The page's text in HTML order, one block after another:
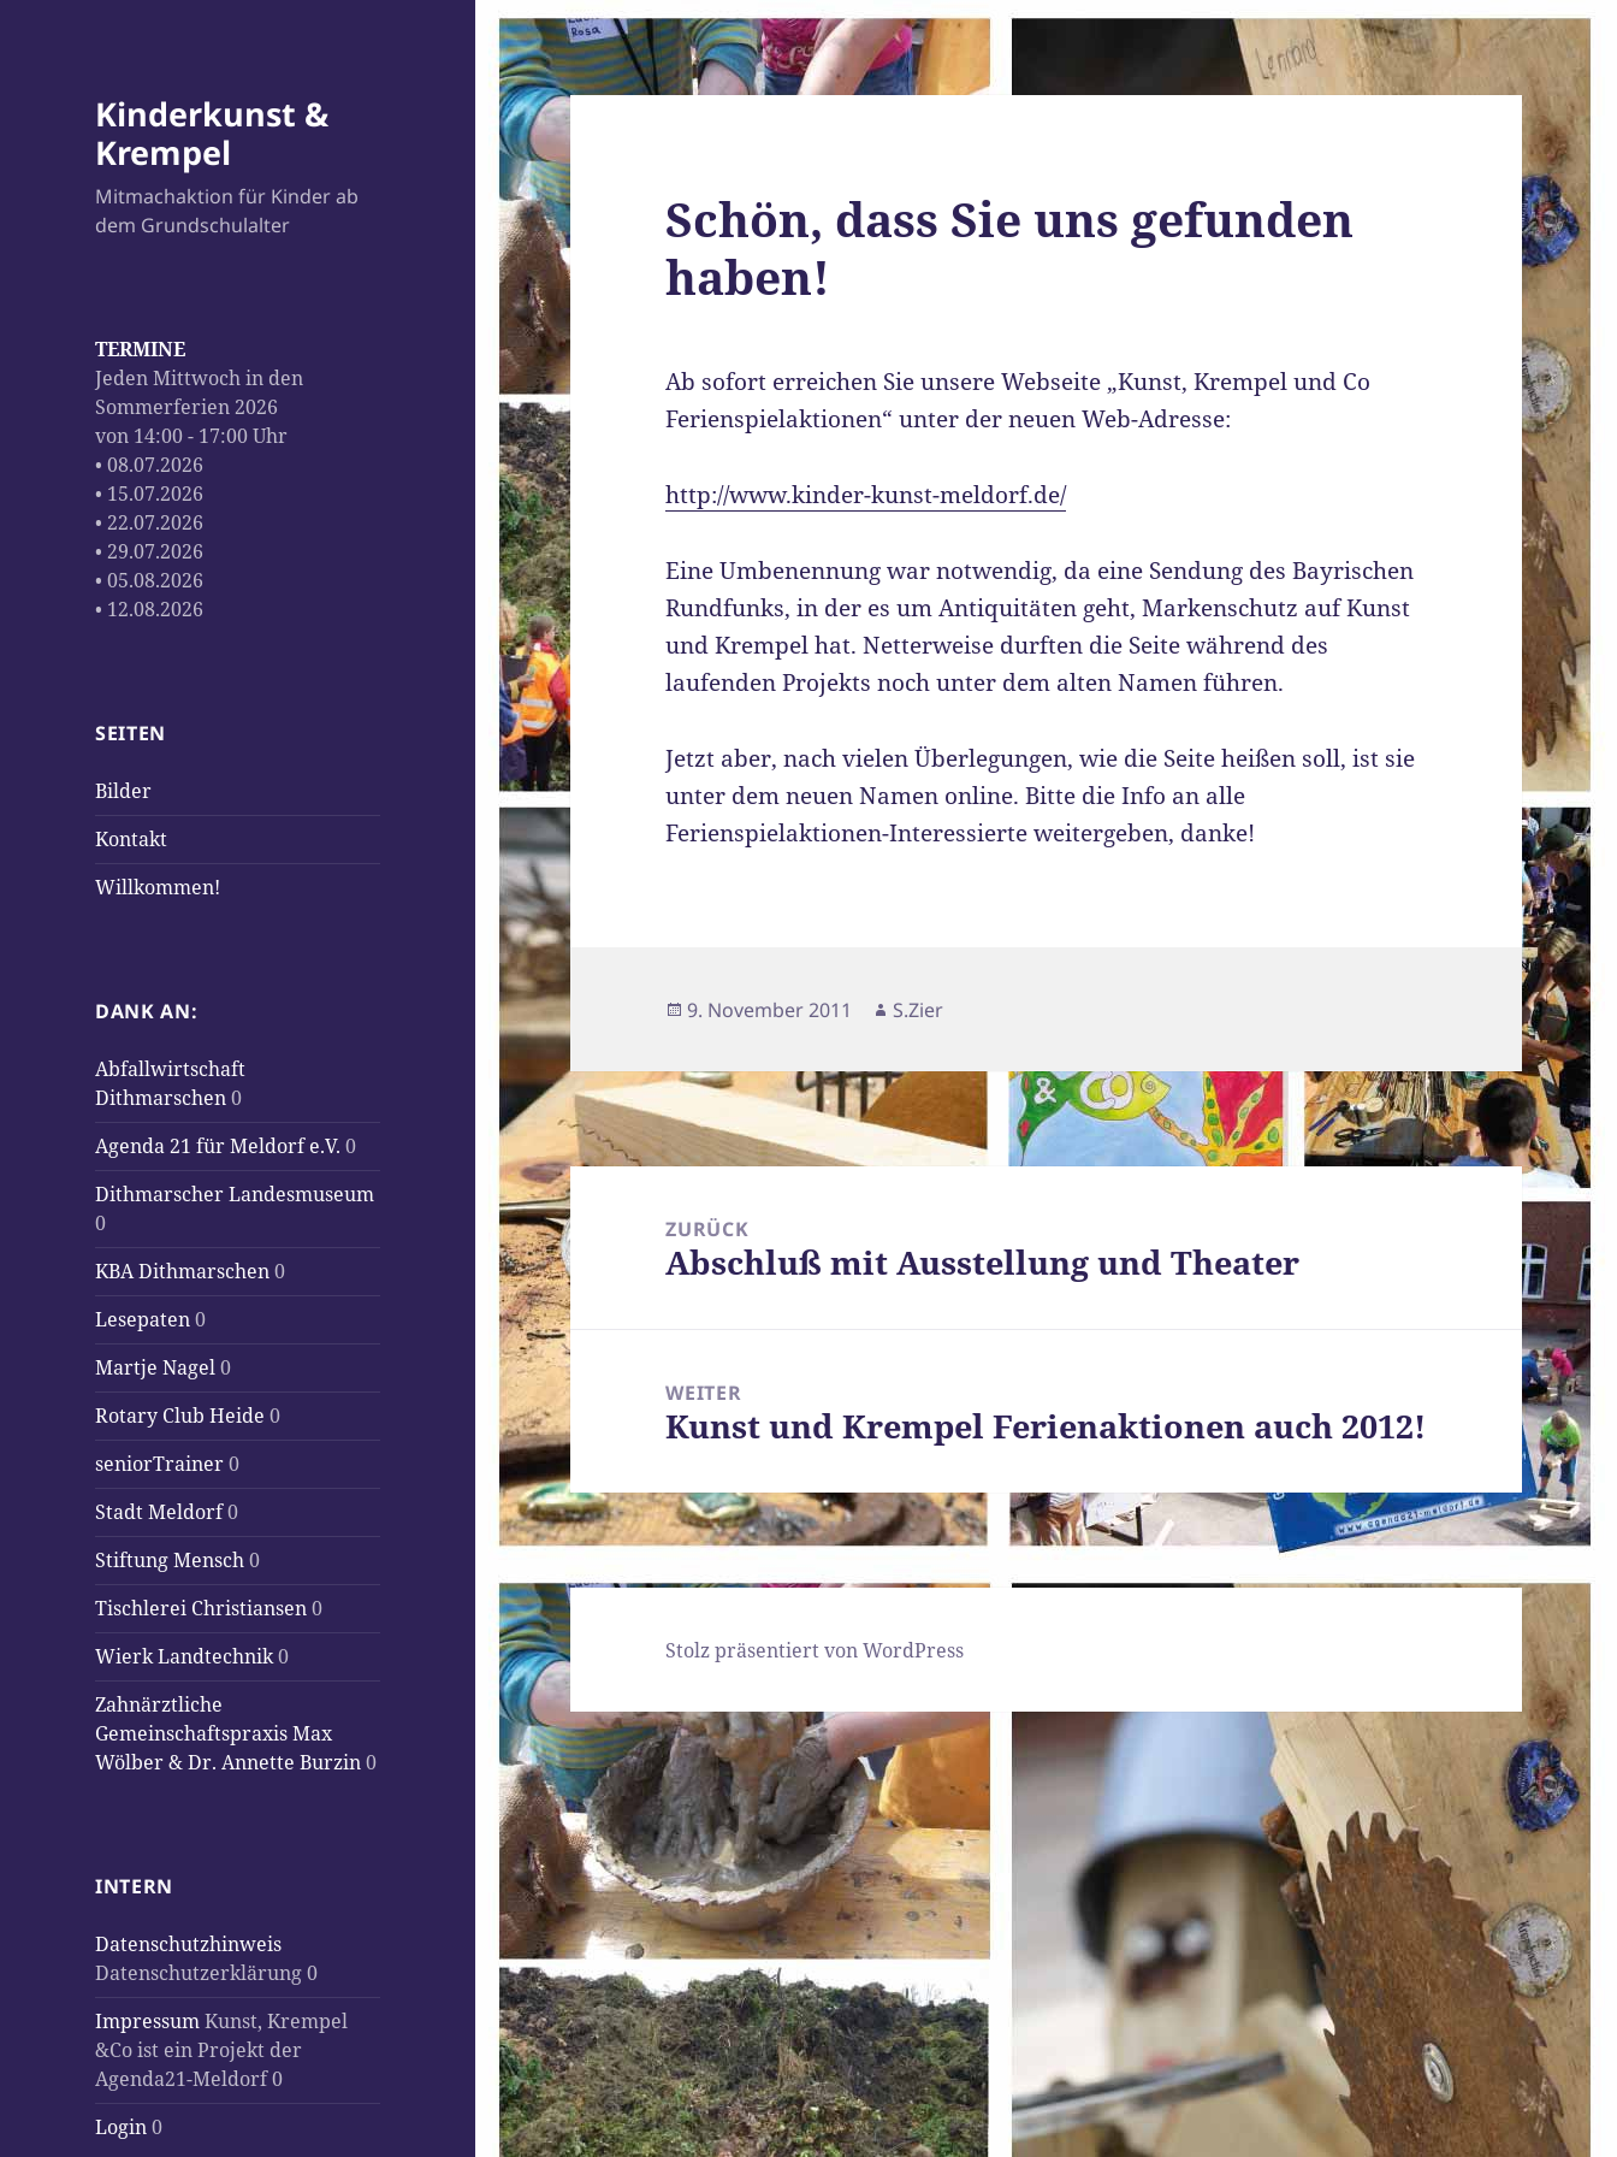
Kinderkunst &
Krempel
Mitmachaktion für Kinder ab
dem Grundschulalter
TERMINE
Jeden Mittwoch in den
Sommerferien 2026
von 14:00 - 17:00 Uhr
• 08.07.2026
• 15.07.2026
• 22.07.2026
• 29.07.2026
• 05.08.2026
• 12.08.2026
SEITEN
Bilder
Kontakt
Willkommen!
DANK AN:
Abfallwirtschaft
Dithmarschen0
Agenda 21 für Meldorf e.V. 0
Dithmarscher Landesmuseum
0
KBA Dithmarschen0
Lesepaten0
Martje Nagel0
Rotary Club Heide 0
seniorTrainer0
Stadt Meldorf0
Stiftung Mensch0
Tischlerei Christiansen0
Wierk Landtechnik0
Zahnärztliche
Gemeinschaftspraxis Max
Wölber & Dr. Annette Burzin0
INTERN
Datenschutzhinweis
Datenschutzerklärung 0
ImpressumKunst, Krempel
&Co ist ein Projekt der
Agenda21-Meldorf 0
Login0
Schön, dass Sie uns gefunden
haben!
Ab sofort erreichen Sie unsere Webseite „Kunst, Krempel und Co
Ferienspielaktionen“ unter der neuen Web-Adresse:
http://www.kinder-kunst-meldorf.de/
Eine Umbenennung war notwendig, da eine Sendung des Bayrischen
Rundfunks, in der es um Antiquitäten geht, Markenschutz auf Kunst
und Krempel hat. Netterweise durften die Seite während des
laufenden Projekts noch unter dem alten Namen führen.
Jetzt aber, nach vielen Überlegungen, wie die Seite heißen soll, ist sie
unter dem neuen Namen online. Bitte die Info an alle
Ferienspielaktionen-Interessierte weitergeben, danke!
Veröffentlicht
9. November 2011 Autor
S.Zier
Beitragsnavigation
ZURÜCK
Vorheriger
Abschluß mit Ausstellung und Theater
WEITER
Nächster
Kunst und Krempel Ferienaktionen auch 2012!
Stolz präsentiert von WordPress